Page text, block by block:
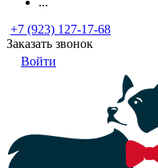
+7 (923) 127-17-68
Заказать звонок
Войти